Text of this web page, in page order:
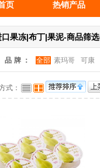
页 热销产品
才招聘 资讯
口果冻|布丁|果泥-商品筛选
品牌： 全部 素玛哥 可康
式：